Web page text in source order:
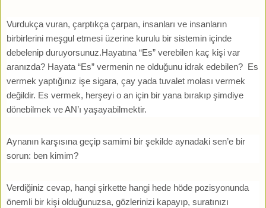
Vurdukça vuran, çarptıkça çarpan, insanları ve insanların
birbirlerini meşgul etmesi üzerine kurulu bir sistemin içinde
debelenip duruyorsunuz.Hayatına “Es” verebilen kaç kişi var
aranızda? Hayata “Es” vermenin ne olduğunu idrak edebilen? Es
vermek yaptığınız işe sigara, çay yada tuvalet molası vermek
değildir. Es vermek, herşeyi o an için bir yana bırakıp şimdiye
dönebilmek ve AN’ı yaşayabilmektir.
Aynanın karşısına geçip samimi bir şekilde aynadaki sen’e bir
sorun: ben kimim?
Verdiğiniz cevap, hangi şirkette hangi hede höde pozisyonunda
önemli bir kişi olduğunuzsa, gözlerinizi kapayıp, suratınızı